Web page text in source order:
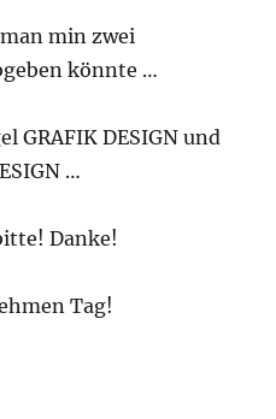
min zwei
könnte …
GRAFIK DESIGN und
…
Danke!
Tag!